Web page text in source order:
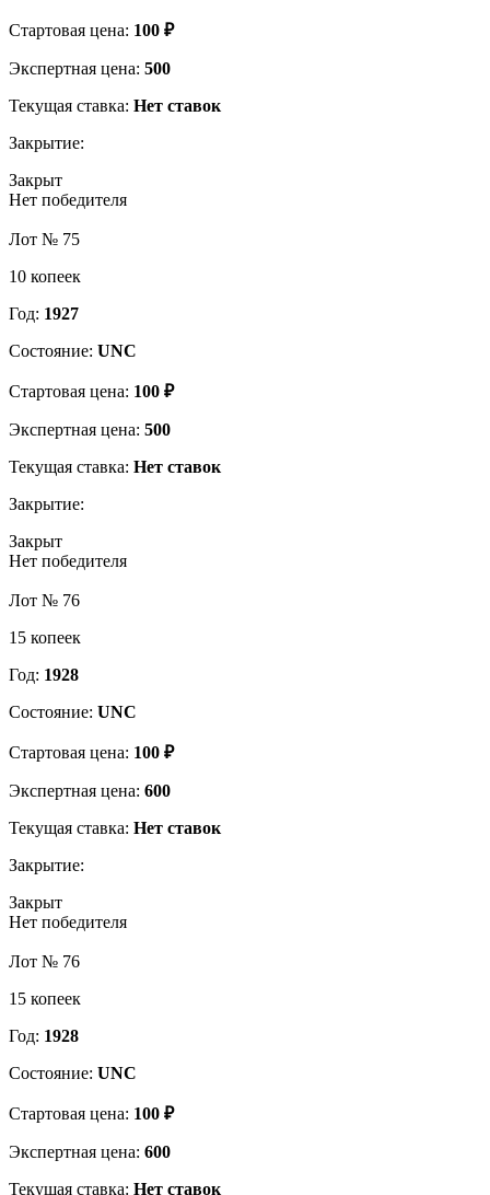
Стартовая цена: 100 ₽
Экспертная цена: 500
Текущая ставка: Нет ставок
Закрытие:
Закрыт
Нет победителя
Лот № 75
10 копеек
Год: 1927
Состояние: UNC
Стартовая цена: 100 ₽
Экспертная цена: 500
Текущая ставка: Нет ставок
Закрытие:
Закрыт
Нет победителя
Лот № 76
15 копеек
Год: 1928
Состояние: UNC
Стартовая цена: 100 ₽
Экспертная цена: 600
Текущая ставка: Нет ставок
Закрытие:
Закрыт
Нет победителя
Лот № 76
15 копеек
Год: 1928
Состояние: UNC
Стартовая цена: 100 ₽
Экспертная цена: 600
Текущая ставка: Нет ставок